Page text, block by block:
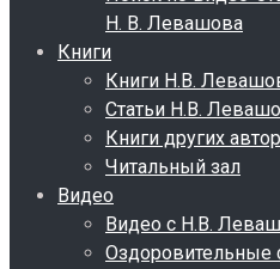
Н. В. Левашова
Книги
Книги Н.В.
Статьи Н.В.
Книги других
Читальный зал
Видео
Видео с Н.В.
Оздоровительные